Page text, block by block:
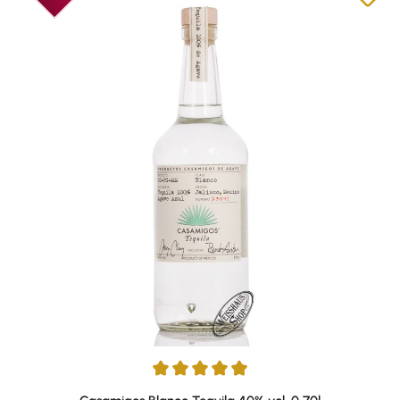
Durchschnittliche Bewertung von 4.92 von 5 Sternen